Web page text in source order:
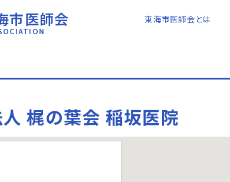
市医師会 東海市医師会とは
梶の葉会 稲坂医院